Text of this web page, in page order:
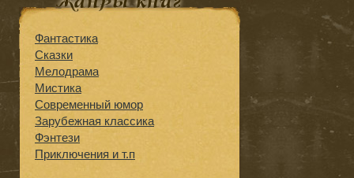
Фантастика
Сказки
Мелодрама
Мистика
Современный юмор
Зарубежная классика
Фэнтези
Приключения и т.п